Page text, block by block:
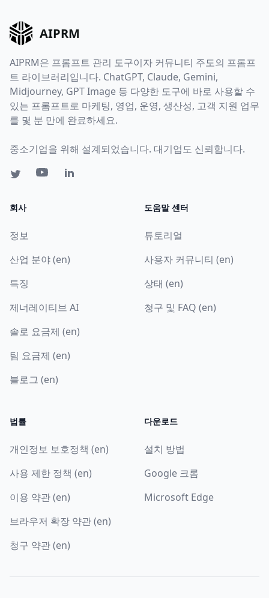
AIPRM
AIPRM은 프롬프트 관리 도구이자 커뮤니티 주도의 프롬프
트 라이브러리입니다. ChatGPT, Claude, Gemini,
Midjourney, GPT Image 등 다양한 도구에 바로 사용할 수
있는 프롬프트로 마케팅, 영업, 운영, 생산성, 고객 지원 업무
를 몇 분 만에 완료하세요.
중소기업을 위해 설계되었습니다. 대기업도 신뢰합니다.
회사
정보
산업 분야 (en)
특징
제너레이티브 AI
솔로 요금제 (en)
팀 요금제 (en)
블로그 (en)
도움말 센터
튜토리얼
사용자 커뮤니티 (en)
상태 (en)
청구 및 FAQ (en)
법률
개인정보 보호정책 (en)
사용 제한 정책 (en)
이용 약관 (en)
브라우저 확장 약관 (en)
청구 약관 (en)
다운로드
설치 방법
Google 크롬
Microsoft Edge